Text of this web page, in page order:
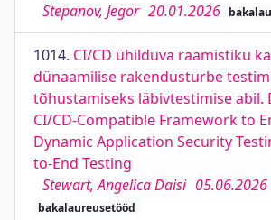
Stepanov, Jegor 20.01.2026
1014. CI/CD ühilduva raamistiku
dünaamilise rakendusturbe
tõhustamiseks läbivtestimise abil.
CI/CD-Compatible Framework to
Dynamic Application Security
to-End Testing
Stewart, Angelica Daisi 05.06.2026
bakalaureusetööd